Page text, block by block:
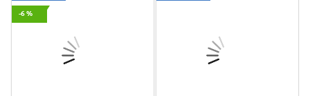
-6 %